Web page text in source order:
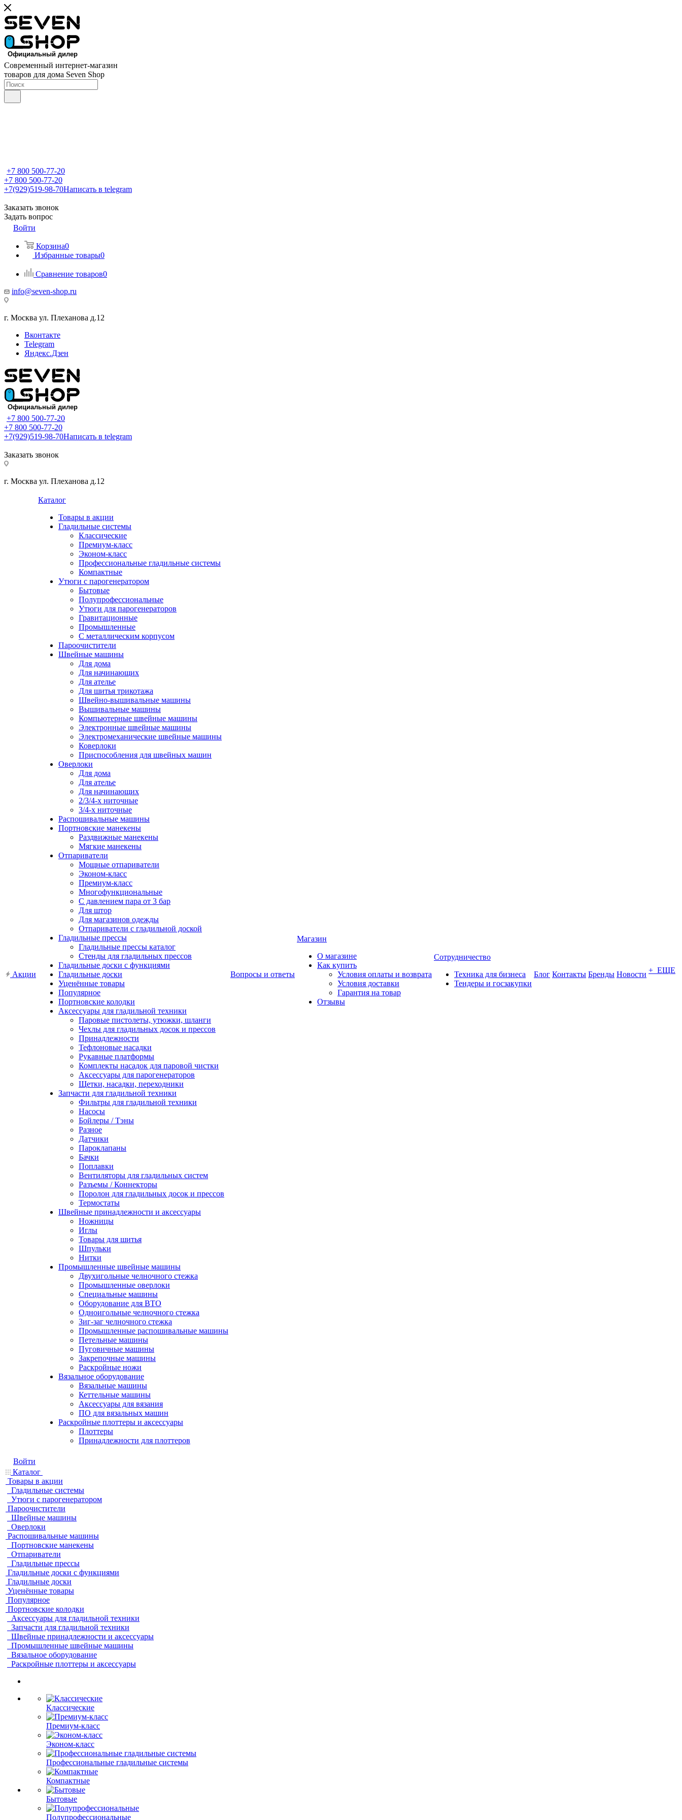
Современный интернет-магазин
товаров для дома Seven Shop
+7 800 500-77-20
+7 800 500-77-20
+7(929)519-98-70Написать в telegram
Заказать звонок
Задать вопрос
Войти
Корзина0
Избранные товары0
Сравнение товаров0
info@seven-shop.ru
г. Москва ул. Плеханова д.12
Вконтакте
Telegram
Яндекс.Дзен
+7 800 500-77-20
+7 800 500-77-20
+7(929)519-98-70Написать в telegram
Заказать звонок
г. Москва ул. Плеханова д.12
Акции
Каталог
Товары в акции
Гладильные системы
Классические
Премиум-класс
Эконом-класс
Профессиональные гладильные системы
Компактные
Утюги с парогенератором
Бытовые
Полупрофессиональные
Утюги для парогенераторов
Гравитационные
Промышленные
С металлическим корпусом
Пароочистители
Швейные машины
Для дома
Для начинающих
Для ателье
Для шитья трикотажа
Швейно-вышивальные машины
Вышивальные машины
Компьютерные швейные машины
Электронные швейные машины
Электромеханические швейные машины
Коверлоки
Приспособления для швейных машин
Оверлоки
Для дома
Для ателье
Для начинающих
2/3/4-х ниточные
3/4-х ниточные
Распошивальные машины
Портновские манекены
Раздвижные манекены
Мягкие манекены
Отпариватели
Мощные отпариватели
Эконом-класс
Премиум-класс
Многофункциональные
С давлением пара от 3 бар
Для штор
Для магазинов одежды
Отпариватели с гладильной доской
Гладильные прессы
Гладильные прессы каталог
Стенды для гладильных прессов
Гладильные доски с функциями
Гладильные доски
Уценённые товары
Популярное
Портновские колодки
Аксессуары для гладильной техники
Паровые пистолеты, утюжки, шланги
Чехлы для гладильных досок и прессов
Принадлежности
Тефлоновые насадки
Рукавные платформы
Комплекты насадок для паровой чистки
Аксессуары для парогенераторов
Щетки, насадки, переходники
Запчасти для гладильной техники
Фильтры для гладильной техники
Насосы
Бойлеры / Тэны
Разное
Датчики
Пароклапаны
Бачки
Поплавки
Вентиляторы для гладильных систем
Разъемы / Коннекторы
Поролон для гладильных досок и прессов
Термостаты
Швейные принадлежности и аксессуары
Ножницы
Иглы
Товары для шитья
Шпульки
Нитки
Промышленные швейные машины
Двухигольные челночного стежка
Промышленные оверлоки
Специальные машины
Оборудование для ВТО
Одноигольные челночного стежка
Зиг-заг челночного стежка
Промышленные распошивальные машины
Петельные машины
Пуговичные машины
Закрепочные машины
Раскройные ножи
Вязальное оборудование
Вязальные машины
Кеттельные машины
Аксессуары для вязания
ПО для вязальных машин
Раскройные плоттеры и аксессуары
Плоттеры
Принадлежности для плоттеров
Вопросы и ответы
Магазин
О магазине
Как купить
Условия оплаты и возврата
Условия доставки
Гарантия на товар
Отзывы
Сотрудничество
Техника для бизнеса
Тендеры и госзакупки
Блог Контакты Бренды Новости + ЕЩЕ
Войти
Каталог
Товары в акции
Гладильные системы
Утюги с парогенератором
Пароочистители
Швейные машины
Оверлоки
Распошивальные машины
Портновские манекены
Отпариватели
Гладильные прессы
Гладильные доски с функциями
Гладильные доски
Уценённые товары
Популярное
Портновские колодки
Аксессуары для гладильной техники
Запчасти для гладильной техники
Швейные принадлежности и аксессуары
Промышленные швейные машины
Вязальное оборудование
Раскройные плоттеры и аксессуары
Классические
Премиум-класс
Эконом-класс
Профессиональные гладильные системы
Компактные
Бытовые
Полупрофессиональные